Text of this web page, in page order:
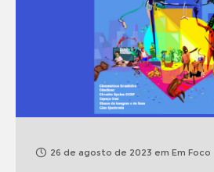
26 de agosto de 2023 em Em Foco